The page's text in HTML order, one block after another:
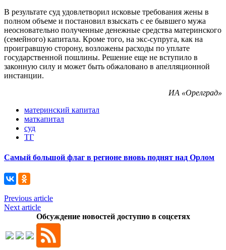
В результате суд удовлетворил исковые требования жены в
полном объеме и постановил взыскать с ее бывшего мужа
неосновательно полученные денежные средства материнского
(семейного) капитала. Кроме того, на экс-супруга, как на
проигравшую сторону, возложены расходы по уплате
государственной пошлины. Решение еще не вступило в
законную силу и может быть обжаловано в апелляционной
инстанции.
ИА «Орелград»
материнский капитал
маткапитал
суд
ТГ
Самый большой флаг в регионе вновь поднят над Орлом
Previous article
Next article
Обсуждение новостей доступно в соцсетях